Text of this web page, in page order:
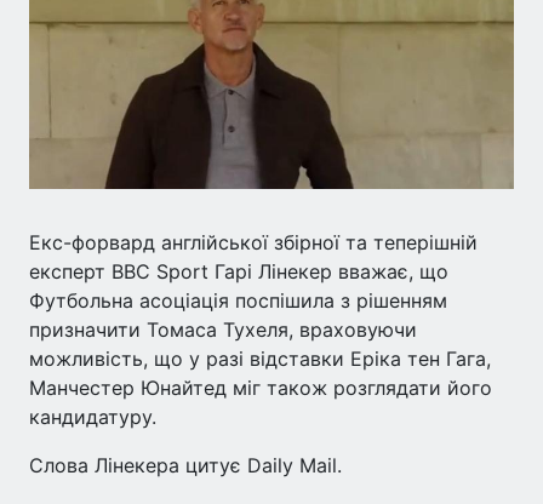
Екс-форвард англійської збірної та теперішній
експерт BBC Sport Гарі Лінекер вважає, що
Футбольна асоціація поспішила з рішенням
призначити Томаса Тухеля, враховуючи
можливість, що у разі відставки Еріка тен Гага,
Манчестер Юнайтед міг також розглядати його
кандидатуру.
Слова Лінекера цитує Daily Mail.